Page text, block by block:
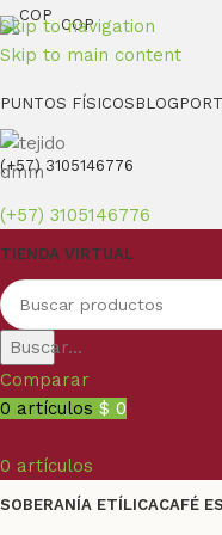
Skip to navigation
Skip to main content
COP
PUNTOS FÍSICOS BLOG
(+57) 3105146776
(+57) 3105146776
TIENDA VIRTUAL
Buscar...
Comparar
0 artículos $ 0
0 artículos
SOBERANÍA ETÍLICACAFÉ